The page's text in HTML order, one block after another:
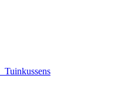
Tuinkussens